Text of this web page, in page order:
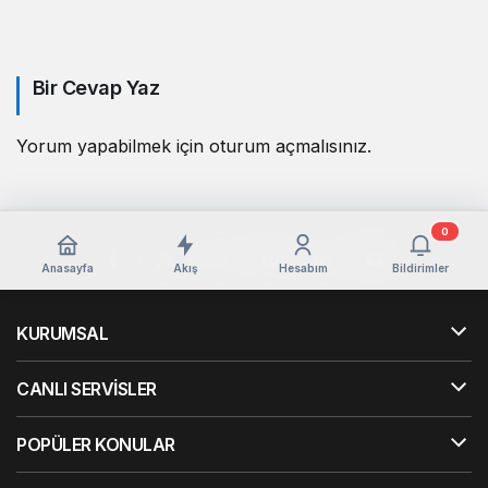
Bir Cevap Yaz
Yorum yapabilmek için oturum açmalısınız.
Anasayfa Akış Hesabım Bildirimler
0
KURUMSAL
CANLI SERVİSLER
POPÜLER KONULAR